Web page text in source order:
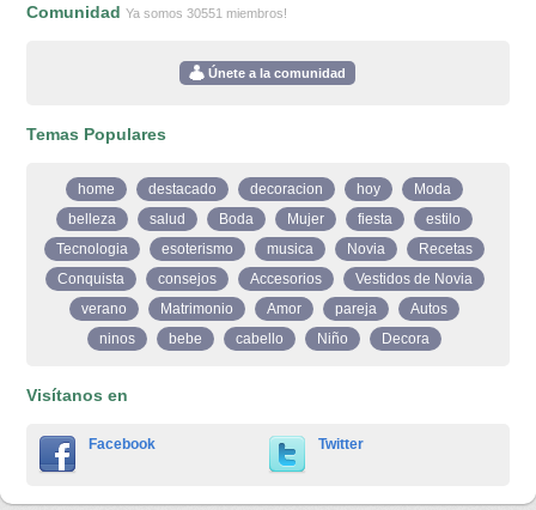
ComunidadYa somos 30551 miembros!
Únete a la comunidad
Temas Populares
home destacado decoracion hoy
Moda
belleza
salud Boda Mujer fiesta
estilo
Tecnologia
esoterismo musica Novia
Recetas
Conquista
consejos Accesorios
Vestidos de Novia
verano
Matrimonio Amor pareja
Autos
ninos
bebe cabello Niño Decora
Visítanos en
Facebook Twitter